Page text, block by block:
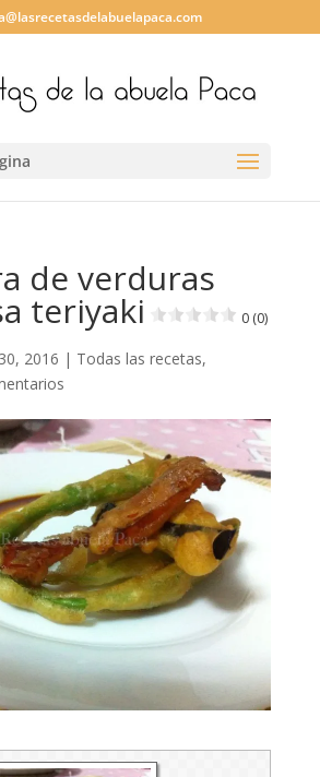
de verduras
teriyaki 0 (0)
2016 | Todas las recetas,